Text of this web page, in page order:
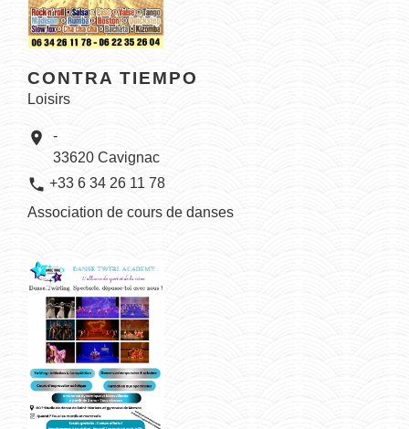
CONTRA TIEMPO
Loisirs
location_on
-
33620 Cavignac
phone +33 6 34 26 11 78
Association de cours de danses